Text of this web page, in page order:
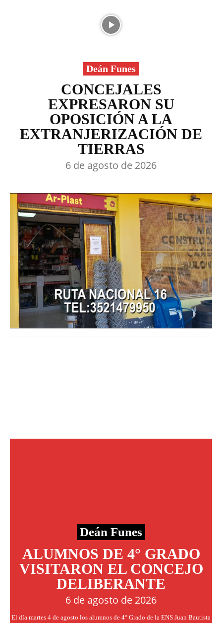
Deán Funes
CONCEJALES
EXPRESARON SU
OPOSICIÓN A LA
EXTRANJERIZACIÓN DE
TIERRAS
6 de agosto de 2026
Deán Funes
ALUMNOS DE 4° GRADO
VISITARON EL CONCEJO
DELIBERANTE
6 de agosto de 2026
El día martes 4 de agosto los alumnos de 4° Grado de la ENS Juan Bautista